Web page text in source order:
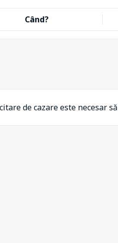
Când?
de cazare este necesar să